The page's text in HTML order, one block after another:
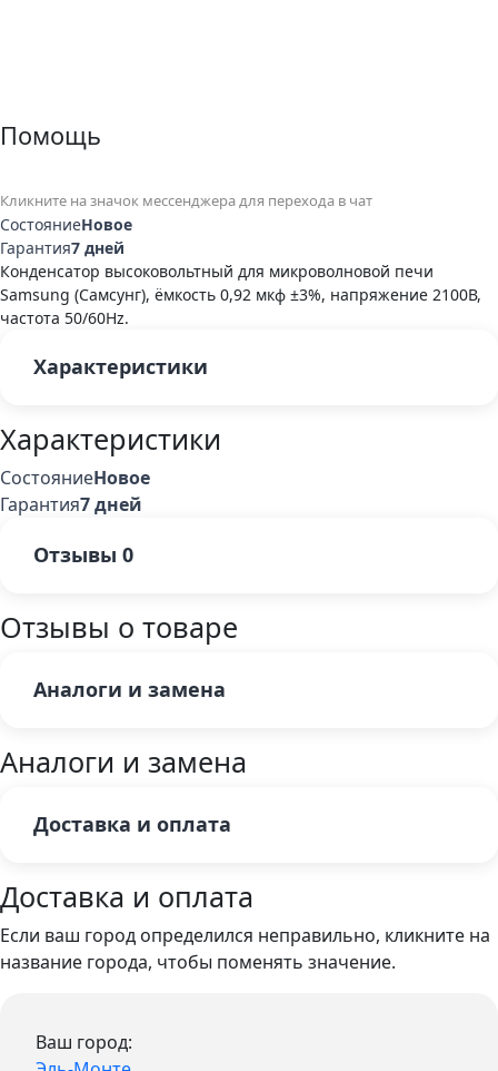
Помощь
Кликните на значок мессенджера для перехода в чат
СостояниеНовое
Гарантия7 дней
Конденсатор высоковольтный для микроволновой печи
Samsung (Самсунг), ёмкость 0,92 мкф ±3%, напряжение 2100В,
частота 50/60Hz.
Характеристики
Характеристики
СостояниеНовое
Гарантия7 дней
Отзывы 0
Отзывы о товаре
Аналоги и замена
Аналоги и замена
Доставка и оплата
Доставка и оплата
Если ваш город определился неправильно, кликните на
название города, чтобы поменять значение.
Ваш город: